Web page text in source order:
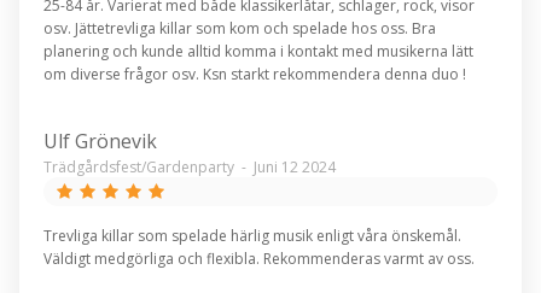
25-84 år. Varierat med både klassikerlåtar, schlager, rock, visor
osv. Jättetrevliga killar som kom och spelade hos oss. Bra
planering och kunde alltid komma i kontakt med musikerna lätt
om diverse frågor osv. Ksn starkt rekommendera denna duo !
Ulf Grönevik
Trädgårdsfest/Gardenparty - Juni 12 2024
Trevliga killar som spelade härlig musik enligt våra önskemål.
Väldigt medgörliga och flexibla. Rekommenderas varmt av oss.